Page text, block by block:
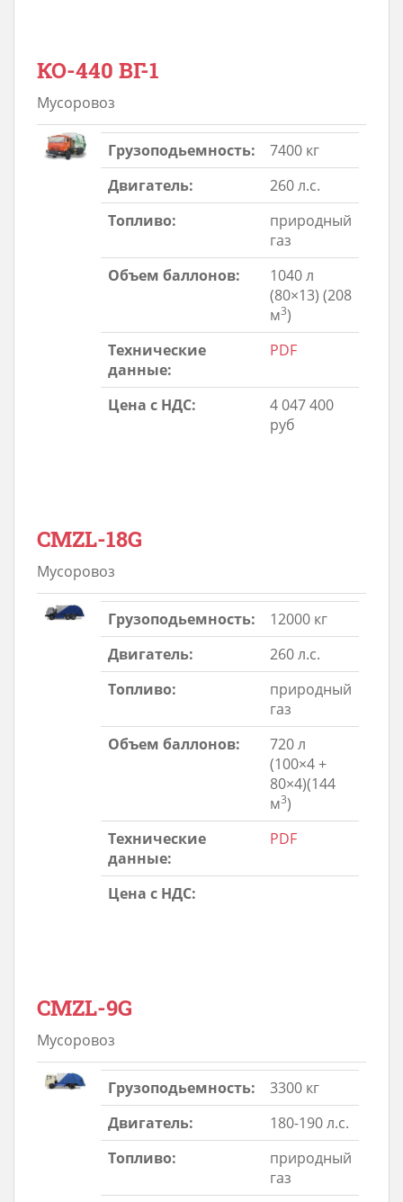
КО-440 ВГ-1
Мусоровоз
Грузоподьемность:
7400 кг
Двигатель:
260 л.с.
Топливо:
природный
газ
Объем баллонов:
1040 л
(80×13) (208
м3)
Технические
данные:
PDF
Цена с НДС:
4 047 400
руб
CMZL-18G
Мусоровоз
Грузоподьемность:
12000 кг
Двигатель:
260 л.с.
Топливо:
природный
газ
Объем баллонов:
720 л
(100×4 +
80×4)(144
м3)
Технические
данные:
PDF
Цена с НДС:
CMZL-9G
Мусоровоз
Грузоподьемность:
3300 кг
Двигатель:
180-190 л.с.
Топливо:
природный
газ